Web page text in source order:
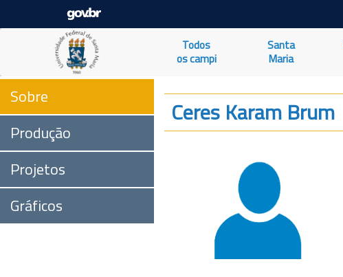
Todos
os campi
Santa
Maria
Sobre
Produção
Projetos
Gráficos
Ceres Karam Brum